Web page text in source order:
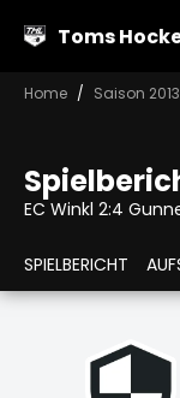
Toms
Home Saison
EC Winkl 2:4
SPIELBERICHT